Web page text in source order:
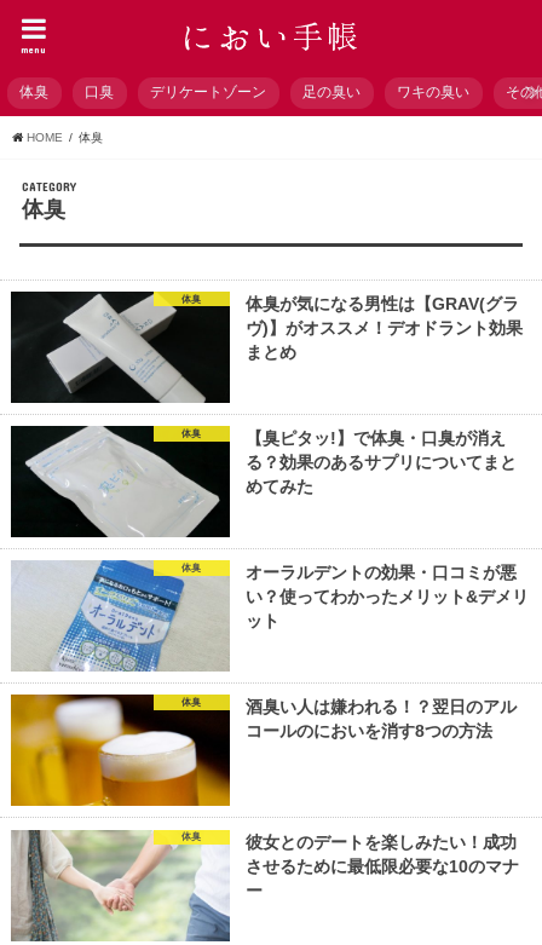
menu
体臭 口臭 デリケートゾーン 足の臭い ワキの臭い その
HOME 体臭
CATEGORY
体臭
体臭
体臭が気になる男性は【GRAV(グラ
ヴ)】がオススメ！デオドラント効果
まとめ
体臭
【臭ピタッ!】で体臭・口臭が消え
る？効果のあるサプリについてまと
めてみた
体臭
オーラルデントの効果・口コミが悪
い？使ってわかったメリット&デメリ
ット
体臭
酒臭い人は嫌われる！？翌日のアル
コールのにおいを消す8つの方法
体臭
彼女とのデートを楽しみたい！成功
させるために最低限必要な10のマナ
ー